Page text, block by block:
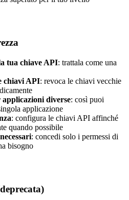
tua chiave API: trattala come una
chiavi API: revoca le chiavi vecchie
diverse: così puoi
applicazione
: configura le chiavi API affinché
quando possibile
: concedi solo i permessi di
bisogno